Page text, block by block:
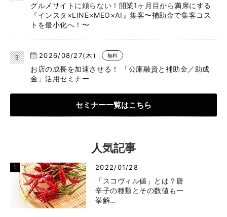
グルメサイトに頼らない！開業1ヶ月目から満席にする
『インスタ×LINE×MEO×AI』集客〜補助金で集客コス
トを最小化へ！〜
2026/08/27(木) 無料
お店の成長を加速させる！ 「公庫融資と補助金／助成
金」活用セミナー
セミナー一覧はこちら
人気記事
2022/01/28
「スコヴィル値」とは？唐
辛子の種類とその数値も一
挙解…